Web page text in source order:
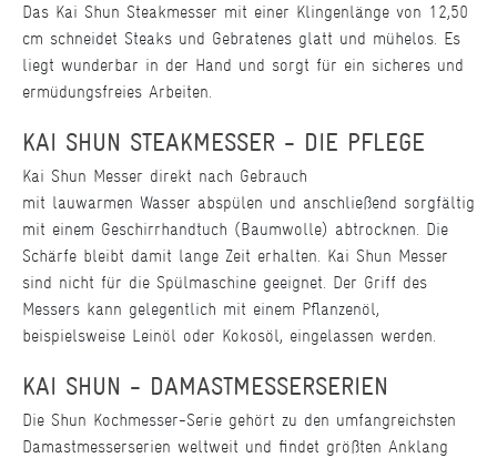
Das Kai Shun Steakmesser mit einer Klingenlänge von 12,50
cm schneidet Steaks und Gebratenes glatt und mühelos. Es
liegt wunderbar in der Hand und sorgt für ein sicheres und
ermüdungsfreies Arbeiten.
KAI SHUN STEAKMESSER - DIE PFLEGE
Kai Shun Messer direkt nach Gebrauch
mit lauwarmen Wasser abspülen und anschließend sorgfältig
mit einem Geschirrhandtuch (Baumwolle) abtrocknen. Die
Schärfe bleibt damit lange Zeit erhalten. Kai Shun Messer
sind nicht für die Spülmaschine geeignet. Der Griff des
Messers kann gelegentlich mit einem Pflanzenöl,
beispielsweise Leinöl oder Kokosöl, eingelassen werden.
KAI SHUN - DAMASTMESSERSERIEN
Die Shun Kochmesser-Serie gehört zu den umfangreichsten
Damastmesserserien weltweit und findet größten Anklang